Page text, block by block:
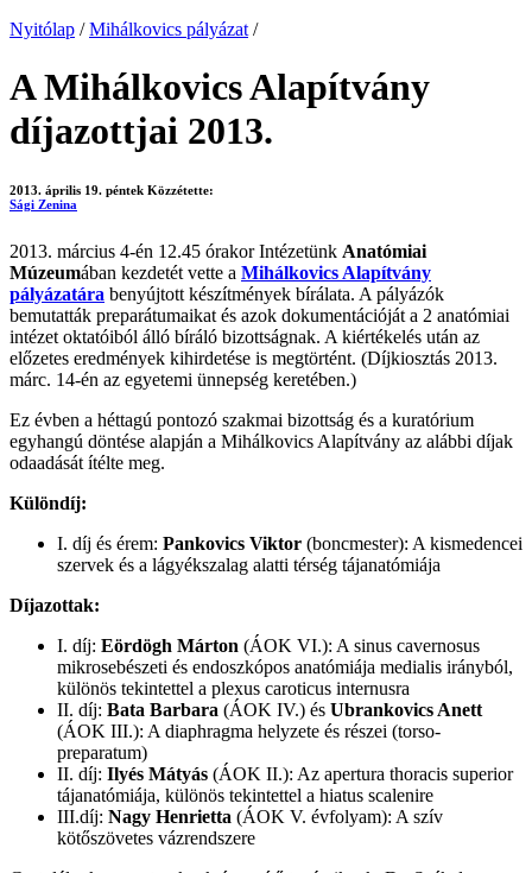
Nyitólap / Mihálkovics pályázat /
A Mihálkovics Alapítvány
díjazottjai 2013.
2013. április 19. péntek Közzétette:
Sági Zenina
2013. március 4-én 12.45 órakor Intézetünk Anatómiai
Múzeumában kezdetét vette a Mihálkovics Alapítvány
pályázatára benyújtott készítmények bírálata. A pályázók
bemutatták preparátumaikat és azok dokumentációját a 2 anatómiai
intézet oktatóiból álló bíráló bizottságnak. A kiértékelés után az
előzetes eredmények kihirdetése is megtörtént. (Díjkiosztás 2013.
márc. 14-én az egyetemi ünnepség keretében.)
Ez évben a héttagú pontozó szakmai bizottság és a kuratórium
egyhangú döntése alapján a Mihálkovics Alapítvány az alábbi díjak
odaadását ítélte meg.
Különdíj:
I. díj és érem: Pankovics Viktor (boncmester): A kismedencei
szervek és a lágyékszalag alatti térség tájanatómiája
Díjazottak:
I. díj: Eördögh Márton (ÁOK VI.): A sinus cavernosus
mikrosebészeti és endoszkópos anatómiája medialis irányból,
különös tekintettel a plexus caroticus internusra
II. díj: Bata Barbara (ÁOK IV.) és Ubrankovics Anett
(ÁOK III.): A diaphragma helyzete és részei (torso-
preparatum)
II. díj: Ilyés Mátyás (ÁOK II.): Az apertura thoracis superior
tájanatómiája, különös tekintettel a hiatus scalenire
III.díj: Nagy Henrietta (ÁOK V. évfolyam): A szív
kötőszövetes vázrendszere